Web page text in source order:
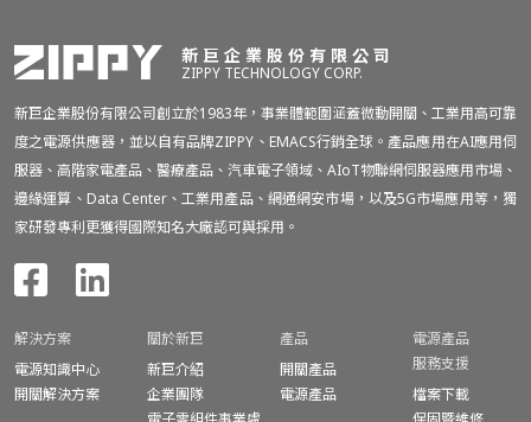
新巨企業股份有限公司
ZIPPY TECHNOLOGY CORP.
新巨企業股份有限公司創立於1983年，事業體範圍涵蓋微動開關、工業用高可靠
度之電源供應器，並以自有品牌ZIPPY、EMACS行銷全球。產品應用在AI應用伺
服器、高階家電產品、醫療產品、汽車電子領域、AIoT物聯網伺服器應用市場、
邊緣運算、Data Center、工業用產品、網通網安市場，以及5G市場應用等，獨
家研發專利更獲得國際知名大廠認可與採用。
解決方案
電源知識中心
開關解決方案
關於新巨
新巨介紹
企業團隊
產品
開關產品
電源產品
電源產品
服務支援
檔案下載